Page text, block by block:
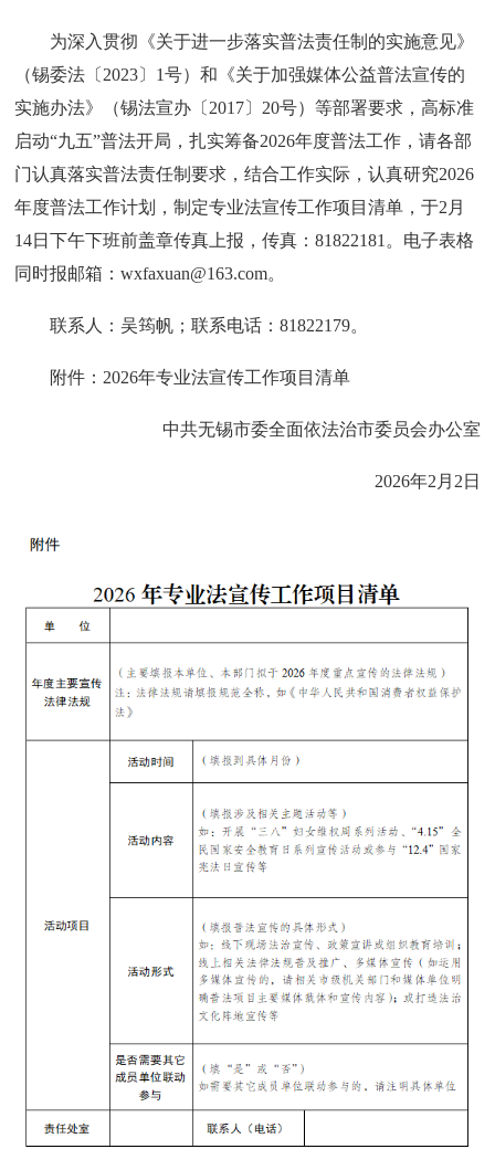
为深入贯彻《关于进一步落实普法责任制的实施意见》
（锡委法〔2023〕1号）和《关于加强媒体公益普法宣传的
实施办法》（锡法宣办〔2017〕20号）等部署要求，高标准
启动“九五”普法开局，扎实筹备2026年度普法工作，请各部
门认真落实普法责任制要求，结合工作实际，认真研究2026
年度普法工作计划，制定专业法宣传工作项目清单，于2月
14日下午下班前盖章传真上报，传真：81822181。电子表格
同时报邮箱：wxfaxuan@163.com。
联系人：吴筠帆；联系电话：81822179。
附件：2026年专业法宣传工作项目清单
中共无锡市委全面依法治市委员会办公室
2026年2月2日